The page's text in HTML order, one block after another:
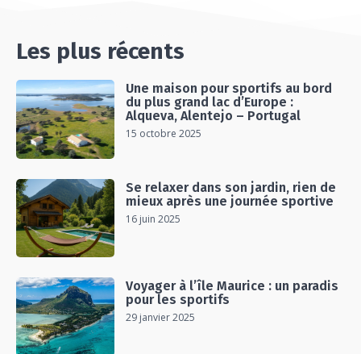
Les plus récents
Une maison pour sportifs au bord
du plus grand lac d’Europe :
Alqueva, Alentejo – Portugal
15 octobre 2025
Se relaxer dans son jardin, rien de
mieux après une journée sportive
16 juin 2025
Voyager à l’île Maurice : un paradis
pour les sportifs
29 janvier 2025